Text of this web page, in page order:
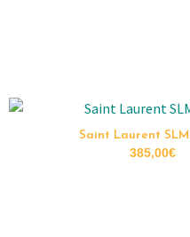
Saint Laurent
385,00€